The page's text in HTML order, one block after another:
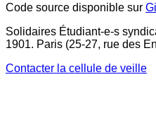
Code source disponible sur
Solidaires Étudiant-e-s
1901. Paris (25-27, rue des
Contacter la cellule de veille